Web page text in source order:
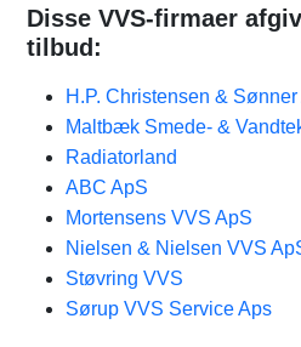
Disse VVS-firmaer
tilbud:
H.P. Christensen & Sønner
Maltbæk Smede- &
Radiatorland
ABC ApS
Mortensens VVS ApS
Nielsen & Nielsen VVS
Støvring VVS
Sørup VVS Service Aps